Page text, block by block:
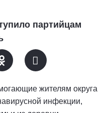
партийцам
жителям округа
инфекции,